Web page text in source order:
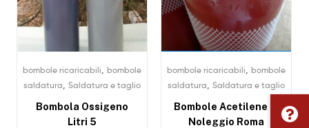
bombole ricaricabili bombole
saldatura Saldatura e taglio
Bombola Ossigeno
Litri 5
bombole ricaricabili bombole
saldatura Saldatura e taglio
Bombole Acetilene in
Noleggio Roma